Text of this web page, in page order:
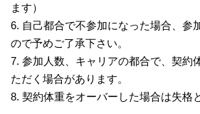
ます）
6. 自己都合で不参加になった場合、参
ので予めご了承下さい。
7. 参加人数、キャリアの都合で、契約
ただく場合があります。
8. 契約体重をオーバーした場合は失格